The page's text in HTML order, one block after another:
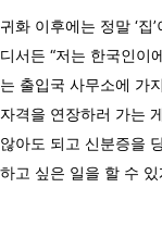
귀화 이후에는 정말 ‘집
디서든 “저는 한국인이
는 출입국 사무소에 가
자격을 연장하러 가는
않아도 되고 신분증을
하고 싶은 일을 할 수